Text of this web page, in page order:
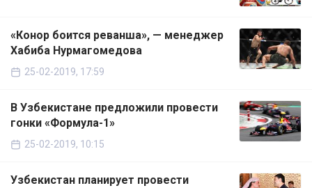
«Конор боится реванша», — менеджер
Хабиба Нурмагомедова
25-02-2019, 17:59
В Узбекистане предложили провести
гонки «Формула-1»
25-02-2019, 10:15
Узбекистан планирует провести